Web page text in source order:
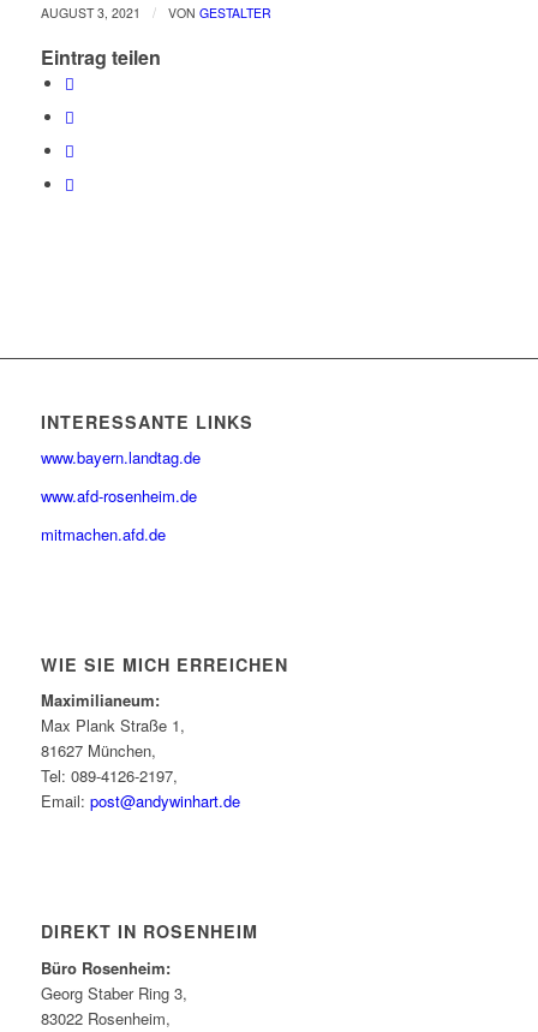
AUGUST 3, 2021 / VON GESTALTER
Eintrag teilen
INTERESSANTE LINKS
www.bayern.landtag.de
www.afd-rosenheim.de
mitmachen.afd.de
WIE SIE MICH ERREICHEN
Maximilianeum:
Max Plank Straße 1,
81627 München,
Tel: 089-4126-2197,
Email: post@andywinhart.de
DIREKT IN ROSENHEIM
Büro Rosenheim:
Georg Staber Ring 3,
83022 Rosenheim,